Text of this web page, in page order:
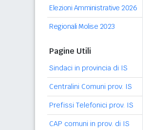
Elezioni Amministrative 2026
Regionali Molise 2023
Pagine Utili
Sindaci in provincia di IS
Centralini Comuni prov. IS
Prefissi Telefonici prov. IS
CAP comuni in prov. di IS